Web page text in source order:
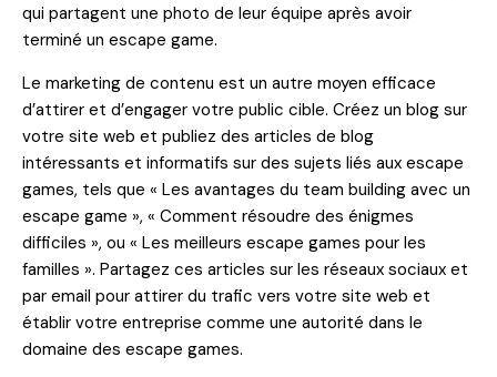
qui partagent une photo de leur équipe après avoir
terminé un escape game.
Le marketing de contenu est un autre moyen efficace
d’attirer et d’engager votre public cible. Créez un blog sur
votre site web et publiez des articles de blog
intéressants et informatifs sur des sujets liés aux escape
games, tels que « Les avantages du team building avec un
escape game », « Comment résoudre des énigmes
difficiles », ou « Les meilleurs escape games pour les
familles ». Partagez ces articles sur les réseaux sociaux et
par email pour attirer du trafic vers votre site web et
établir votre entreprise comme une autorité dans le
domaine des escape games.